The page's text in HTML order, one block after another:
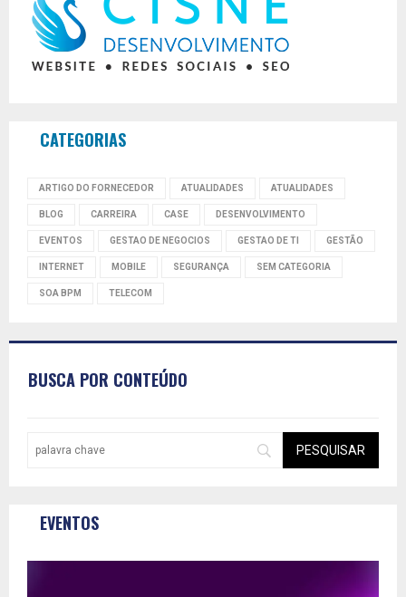
CATEGORIAS
ARTIGO DO FORNECEDOR ATUALIDADES ATUALIDADES
BLOG CARREIRA CASE DESENVOLVIMENTO
EVENTOS GESTAO DE NEGOCIOS GESTAO DE TI GESTÃO
INTERNET MOBILE SEGURANÇA SEM CATEGORIA
SOA BPM TELECOM
BUSCA POR CONTEÚDO
EVENTOS